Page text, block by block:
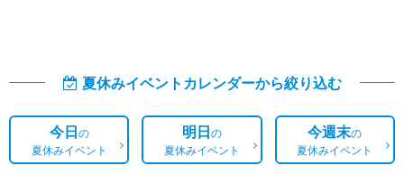
夏休みイベントカレンダーから絞り込む
今日の
夏休みイベント
明日の
夏休みイベント
今週末の
夏休みイベント